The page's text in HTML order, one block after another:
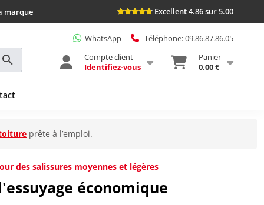
marque Excellent 4.86 sur 5.00
WhatsApp
Téléphone: 09.86.87.86.05
Compte client
Identifiez-vous
Panier
0,00 €
prête à l’emploi.
des salissures moyennes et légères
économique